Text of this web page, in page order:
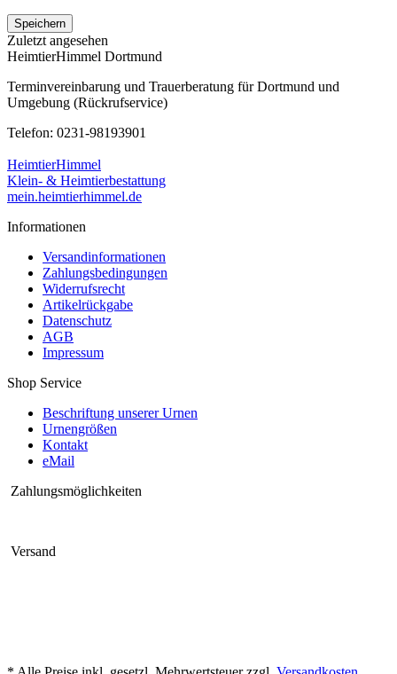
Speichern
Zuletzt angesehen
HeimtierHimmel Dortmund
Terminvereinbarung und Trauerberatung für Dortmund und
Umgebung (Rückrufservice)
Telefon: 0231-98193901
HeimtierHimmel
Klein- & Heimtierbestattung
mein.heimtierhimmel.de
Informationen
Versandinformationen
Zahlungsbedingungen
Widerrufsrecht
Artikelrückgabe
Datenschutz
AGB
Impressum
Shop Service
Beschriftung unserer Urnen
Urnengrößen
Kontakt
eMail
Zahlungsmöglichkeiten
Versand